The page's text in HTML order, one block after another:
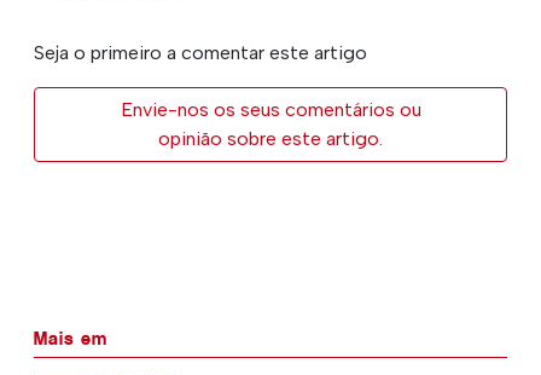
Seja o primeiro a comentar este artigo
Envie-nos os seus comentários ou
opinião sobre este artigo.
Mais em